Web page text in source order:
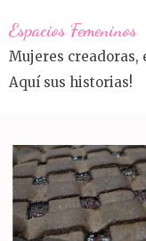
al
contenido
(presiona
tecla
Intro)
Espacios Femeninos
Mujeres creadoras,
Aquí sus historias!